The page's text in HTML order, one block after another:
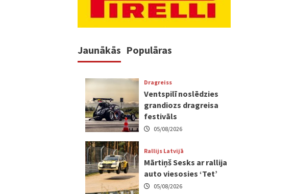
Jaunākās Populāras
Dragreiss
Ventspilī noslēdzies
grandiozs dragreisa
festivāls
05/08/2026
Rallijs Latvijā
Mārtiņš Sesks ar rallija
auto viesosies ‘Tet’
05/08/2026